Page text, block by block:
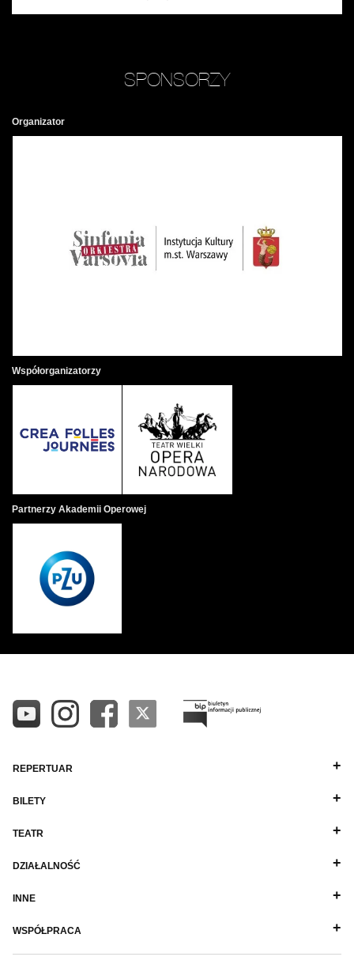
SPONSORZY
Organizator
Współorganizatorzy
Partnerzy Akademii Operowej
REPERTUAR
BILETY
TEATR
DZIAŁALNOŚĆ
INNE
WSPÓŁPRACA